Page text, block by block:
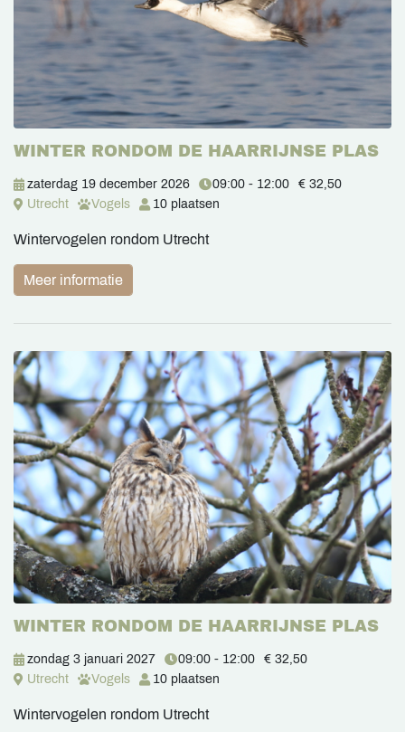
WINTER RONDOM DE HAARRIJNSE PLAS
zaterdag 19 december 2026 09:00 - 12:00
€ 32,50
Utrecht
Vogels 10 plaatsen
Wintervogelen rondom Utrecht
Meer informatie
WINTER RONDOM DE HAARRIJNSE PLAS
zondag 3 januari 2027 09:00 - 12:00
€ 32,50
Utrecht
Vogels 10 plaatsen
Wintervogelen rondom Utrecht